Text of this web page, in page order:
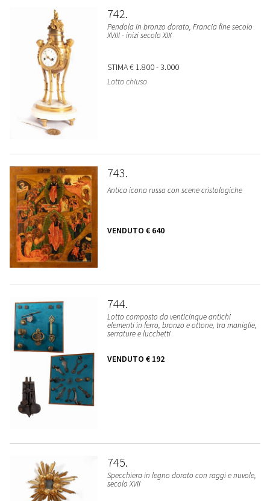
742
Pendola in bronzo dorato, Francia fine secolo
XVIII - inizi secolo XIX
STIMA€ 1.800 - 3.000
Lotto chiuso
743
Antica icona russa con scene cristologiche
VENDUTO € 640
744
Lotto composto da venticinque antichi
elementi in ferro, bronzo e ottone, tra maniglie,
serrature e lucchetti
VENDUTO € 192
745
Specchiera in legno dorato con raggi e nuvole,
secolo XVII